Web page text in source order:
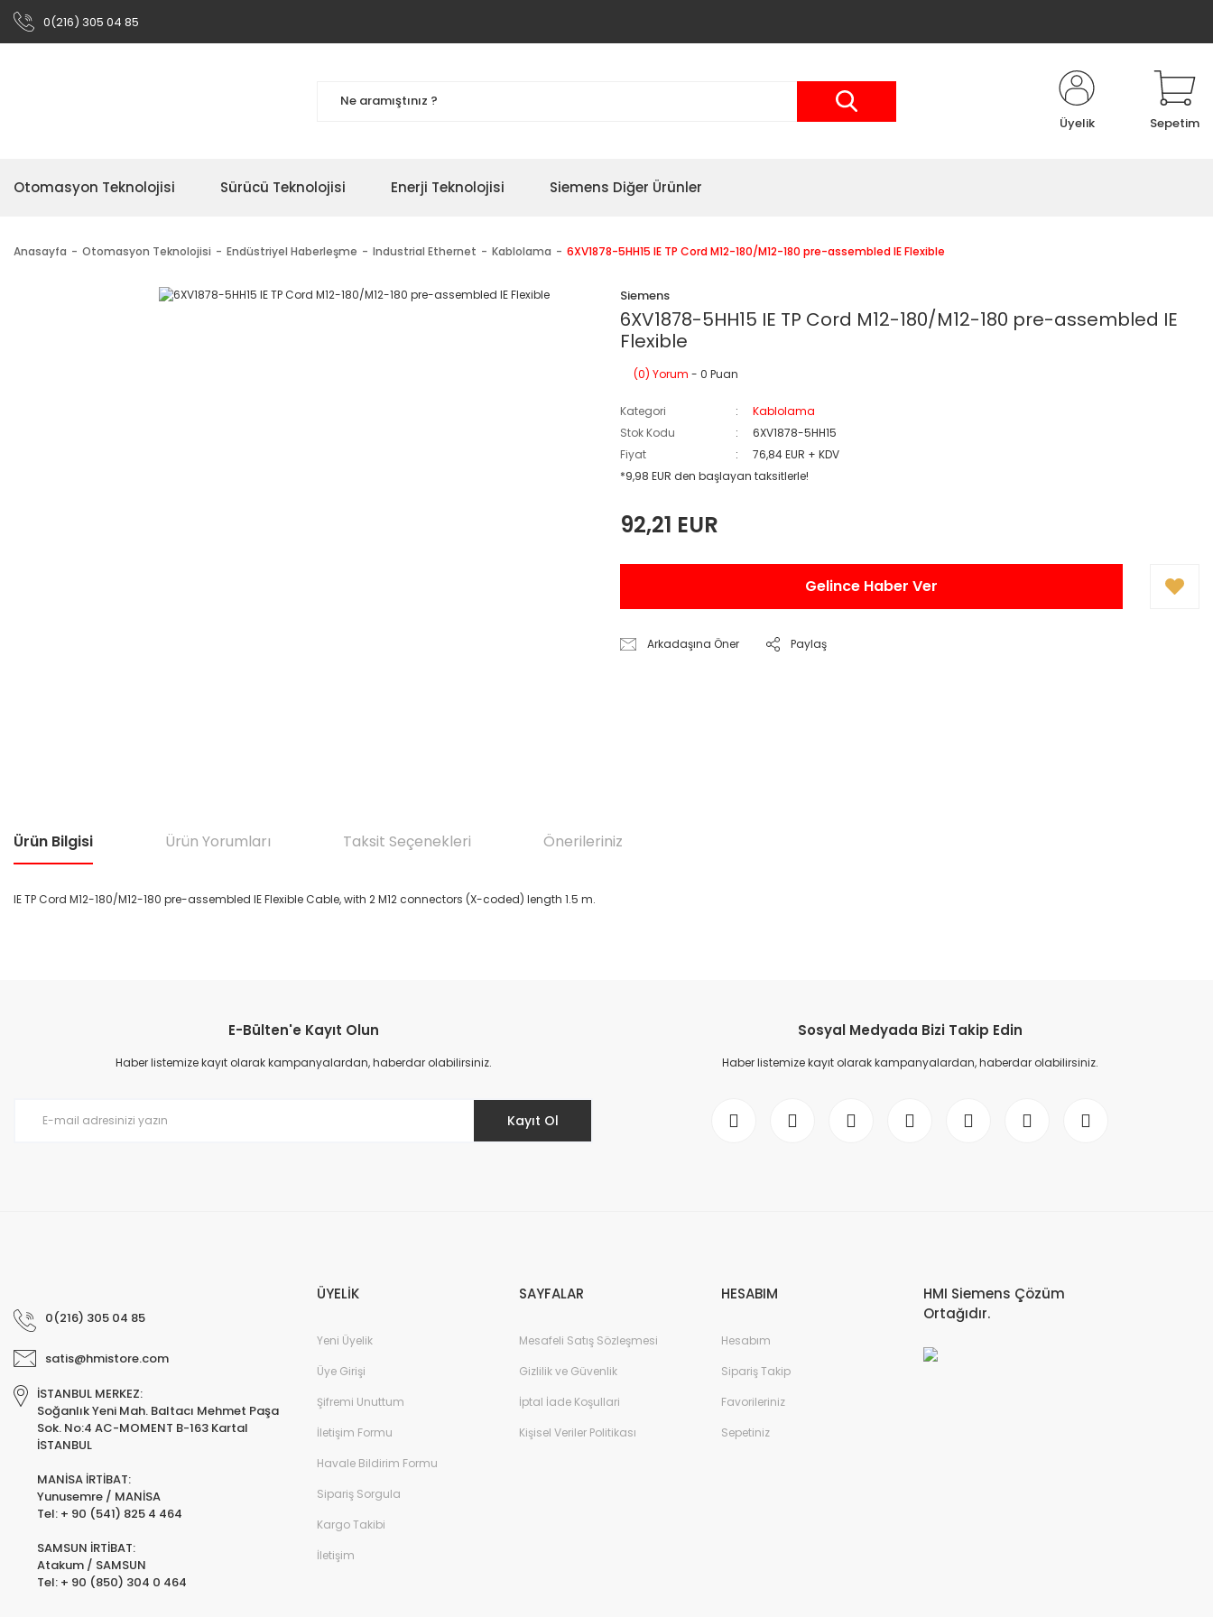
0(216) 305 04 85
Üyelik Sepetim
Otomasyon Teknolojisi Sürücü Teknolojisi Enerji Teknolojisi Siemens Diğer Ürünler
Anasayfa Otomasyon Teknolojisi Endüstriyel Haberleşme Industrial Ethernet Kablolama 6XV1878-5HH15 IE TP Cord M12-180/M12-180 pre-assembled IE Flexible
Siemens
6XV1878-5HH15 IE TP Cord M12-180/M12-180 pre-assembled IE
Flexible
(0) Yorum - 0 Puan
Kategori
Kablolama
Stok Kodu
6XV1878-5HH15
Fiyat
76,84 EUR + KDV
*9,98 EUR den başlayan taksitlerle!
92,21 EUR
Gelince Haber Ver
Arkadaşına Öner Paylaş
Ürün Bilgisi Ürün Yorumları Taksit Seçenekleri Önerileriniz
IE TP Cord M12-180/M12-180 pre-assembled IE Flexible Cable, with 2 M12 connectors (X-coded) length 1.5 m.
Ürün resmi kalitesiz, bozuk veya görüntülenemiyor.
Ürün açıklamasında eksik bilgiler bulunuyor.
E-Bülten'e Kayıt Olun
Haber listemize kayıt olarak kampanyalardan, haberdar olabilirsiniz.
Kayıt Ol
Sosyal Medyada Bizi Takip Edin
Haber listemize kayıt olarak kampanyalardan, haberdar olabilirsiniz.
0(216) 305 04 85
satis@hmistore.com
İSTANBUL MERKEZ:
Soğanlık Yeni Mah. Baltacı Mehmet Paşa
Sok. No:4 AC-MOMENT B-163 Kartal
İSTANBUL
MANİSA İRTİBAT:
Yunusemre / MANİSA
Tel: + 90 (541) 825 4 464
SAMSUN İRTİBAT:
Atakum / SAMSUN
Tel: + 90 (850) 304 0 464
ÜYELİK
Yeni Üyelik
Üye Girişi
Şifremi Unuttum
İletişim Formu
Havale Bildirim Formu
Sipariş Sorgula
Kargo Takibi
İletişim
SAYFALAR
Mesafeli Satış Sözleşmesi
Gizlilik ve Güvenlik
İptal İade Koşullari
Kişisel Veriler Politikası
HESABIM
Hesabım
Sipariş Takip
Favorileriniz
Sepetiniz
HMI Siemens Çözüm
Ortağıdır.